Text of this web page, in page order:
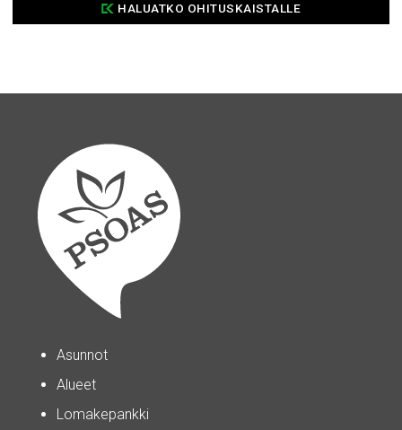
HALUATKO OHITUSKAISTALLE
Asunnot
Alueet
Lomakepankki